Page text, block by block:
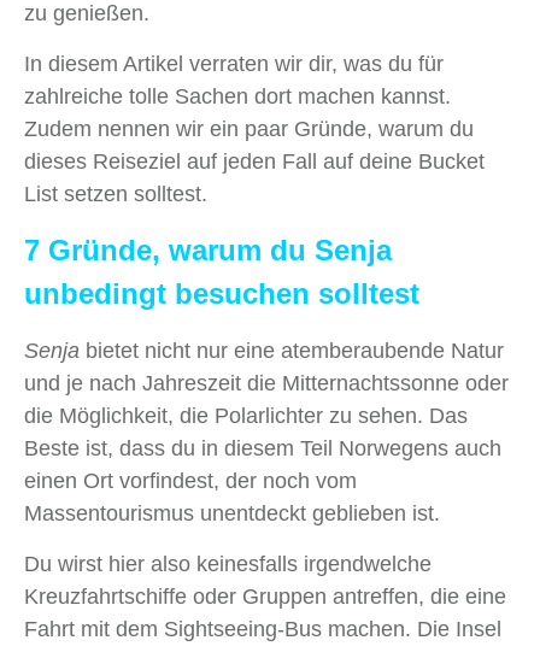
zu genießen.
In diesem Artikel verraten wir dir, was du für
zahlreiche tolle Sachen dort machen kannst.
Zudem nennen wir ein paar Gründe, warum du
dieses Reiseziel auf jeden Fall auf deine Bucket
List setzen solltest.
7 Gründe, warum du Senja
unbedingt besuchen solltest
Senja bietet nicht nur eine atemberaubende Natur
und je nach Jahreszeit die Mitternachtssonne oder
die Möglichkeit, die Polarlichter zu sehen. Das
Beste ist, dass du in diesem Teil Norwegens auch
einen Ort vorfindest, der noch vom
Massentourismus unentdeckt geblieben ist.
Du wirst hier also keinesfalls irgendwelche
Kreuzfahrtschiffe oder Gruppen antreffen, die eine
Fahrt mit dem Sightseeing-Bus machen. Die Insel